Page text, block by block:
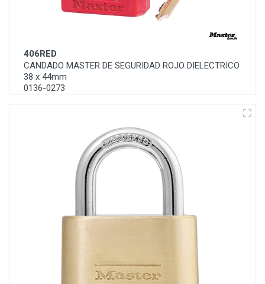
406RED
CANDADO MASTER DE SEGURIDAD ROJO DIELECTRICO
38 x 44mm
0136-0273